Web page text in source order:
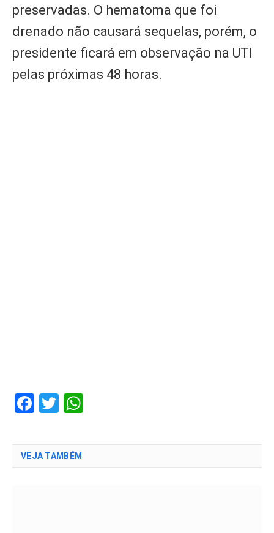
preservadas. O hematoma que foi
drenado não causará sequelas, porém, o
presidente ficará em observação na UTI
pelas próximas 48 horas.
Facebook
Twitter
VEJA TAMBÉM